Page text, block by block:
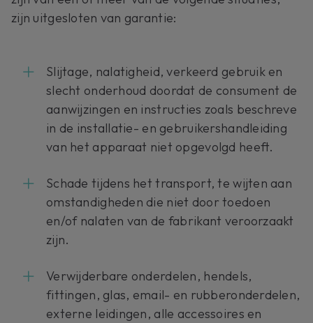
zijn uitgesloten van garantie:
Slijtage, nalatigheid, verkeerd gebruik en
slecht onderhoud doordat de consument de
aanwijzingen en instructies zoals beschreve
in de installatie- en gebruikershandleiding
van het apparaat niet opgevolgd heeft.
Schade tijdens het transport, te wijten aan
omstandigheden die niet door toedoen
en/of nalaten van de fabrikant veroorzaakt
zijn.
Verwijderbare onderdelen, hendels,
fittingen, glas, email- en rubberonderdelen,
externe leidingen, alle accessoires en